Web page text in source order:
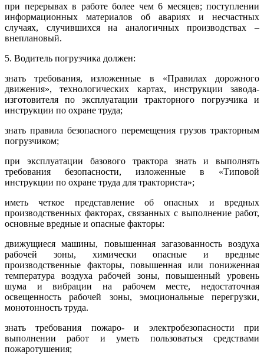
при перерывах в работе более чем 6 месяцев; поступлении
информационных материалов об авариях и несчастных
случаях, случившихся на аналогичных производствах –
внеплановый.
5. Водитель погрузчика должен:
знать требования, изложенные в «Правилах дорожного
движения», технологических картах, инструкции завода-
изготовителя по эксплуатации тракторного погрузчика и
инструкции по охране труда;
знать правила безопасного перемещения грузов тракторным
погрузчиком;
при эксплуатации базового трактора знать и выполнять
требования безопасности, изложенные в «Типовой
инструкции по охране труда для тракториста»;
иметь четкое представление об опасных и вредных
производственных факторах, связанных с выполнение работ,
основные вредные и опасные факторы:
движущиеся машины, повышенная загазованность воздуха
рабочей зоны, химически опасные и вредные
производственные факторы, повышенная или пониженная
температура воздуха рабочей зоны, повышенный уровень
шума и вибрации на рабочем месте, недостаточная
освещенность рабочей зоны, эмоциональные перегрузки,
монотонность труда.
знать требования пожаро- и электробезопасности при
выполнении работ и уметь пользоваться средствами
пожаротушения;